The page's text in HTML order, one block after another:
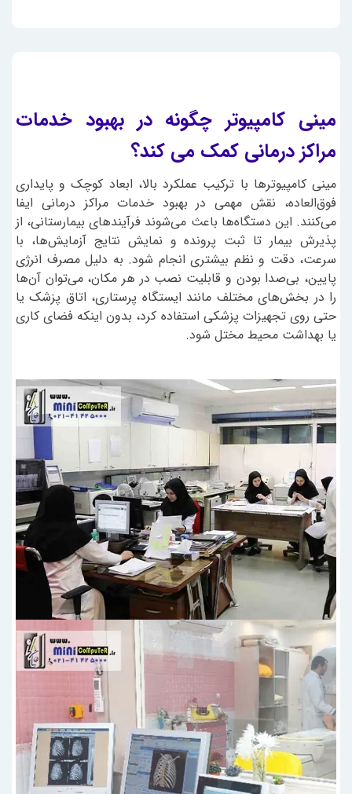
مینی کامپیوتر چگونه در بهبود خدمات
مراکز درمانی کمک می کند؟
مینی کامپیوترها با ترکیب عملکرد بالا، ابعاد کوچک و پایداری
فوق‌العاده، نقش مهمی در بهبود خدمات مراکز درمانی ایفا
می‌کنند. این دستگاه‌ها باعث می‌شوند فرآیندهای بیمارستانی، از
پذیرش بیمار تا ثبت پرونده و نمایش نتایج آزمایش‌ها، با
سرعت، دقت و نظم بیشتری انجام شود. به دلیل مصرف انرژی
پایین، بی‌صدا بودن و قابلیت نصب در هر مکان، می‌توان آن‌ها
را در بخش‌های مختلف مانند ایستگاه پرستاری، اتاق پزشک یا
حتی روی تجهیزات پزشکی استفاده کرد، بدون اینکه فضای کاری
یا بهداشت محیط مختل شود.